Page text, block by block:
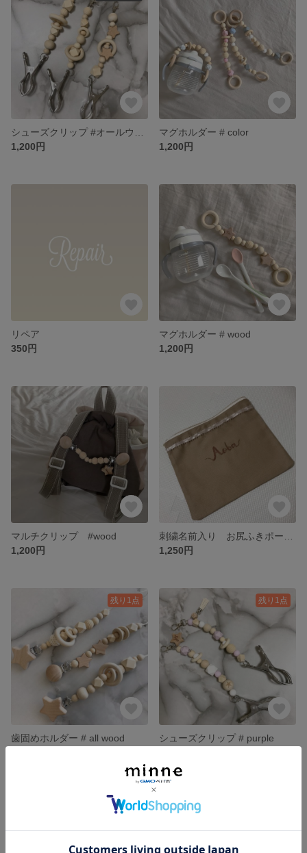
1,200円
マグホルダー # color
1,200円
リペア
350円
マグホルダー # wood
1,200円
マルチクリップ #wood
1,200円
1,250円
残り1点
歯固めホルダー # all wood
残り1点
シューズクリップ # purple
残り1点